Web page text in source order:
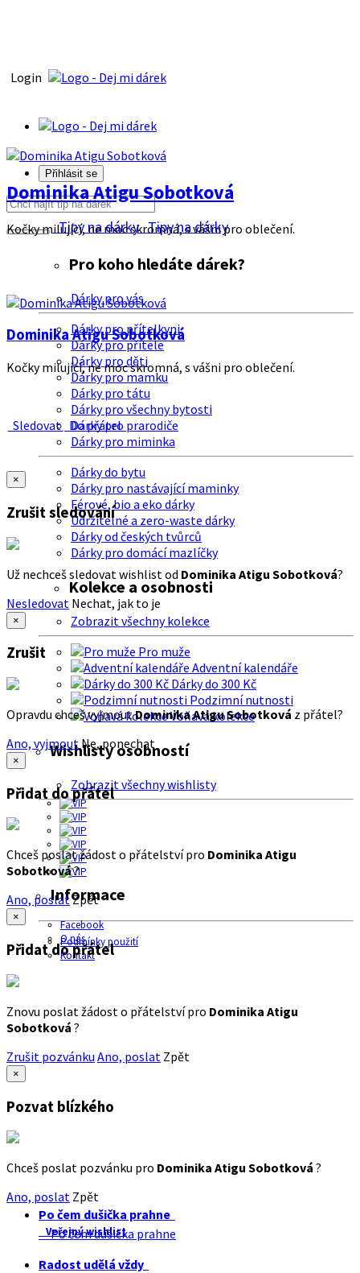
Login
Přihlásit se
Tipy na dárkyTipy na dárky
Pro koho hledáte dárek?
Dárky pro vás
Dárky pro přítelkyni
Dárky pro přítele
Dárky pro děti
Dárky pro mamku
Dárky pro tátu
Dárky pro všechny bytosti
Dárky pro prarodiče
Dárky pro miminka
Dárky do bytu
Dárky pro nastávající maminky
Férové, bio a eko dárky
Udržitelné a zero-waste dárky
Dárky od českých tvůrců
Dárky pro domácí mazlíčky
Kolekce a osobnosti
Zobrazit všechny kolekce
Pro muže
Adventní kalendáře
Dárky do 300 Kč
Podzimní nutnosti
Voňavá kolekce
Wishlisty osobností
Zobrazit všechny wishlisty
Informace
Facebook
O nás
Podmínky použití
Kontakt
Dominika Atigu Sobotková
Kočky milující, ne moc skromná, s vášni pro oblečení.
Dominika Atigu Sobotková
Kočky milující, ne moc skromná, s vášni pro oblečení.
Sledovat Do přátel
×
Zrušit sledování
Už nechceš sledovat wishlist od Dominika Atigu Sobotková?
Nesledovat Nechat, jak to je
×
Zrušit
Opravdu chceš vyjmoutDominika Atigu Sobotková z přátel?
Ano, vyjmout Ne, ponechat
×
Přidat do přátel
Chceš poslat žádost o přátelství pro Dominika Atigu
Sobotková?
Ano, poslatZpět
×
Přidat do přátel
Znovu poslat žádost o přátelství pro Dominika Atigu
Sobotková ?
Zrušit pozvánku Ano, poslat Zpět
×
Pozvat blízkého
Chceš poslat pozvánku pro Dominika Atigu Sobotková ?
Ano, poslat Zpět
Po čem dušička prahne
Veřejný wishlist
Po čem dušička prahne
Radost udělá vždy